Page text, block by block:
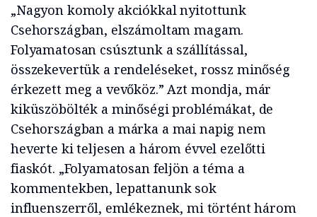
„Nagyon komoly akciókkal nyitottunk
Csehországban, elszámoltam magam.
Folyamatosan csúsztunk a szállítással,
összekevertük a rendeléseket, rossz minőség
érkezett meg a vevőköz.” Azt mondja, már
kiküszöbölték a minőségi problémákat, de
Csehországban a márka a mai napig nem
heverte ki teljesen a három évvel ezelőtti
fiaskót. „Folyamatosan feljön a téma a
kommentekben, lepattanunk sok
influenszerről, emlékeznek, mi történt három